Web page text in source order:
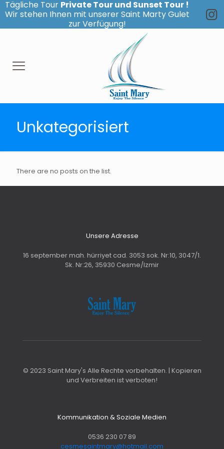
Tägliche Tour Private Tour und Sunset Tour !
Wir stehen Ihnen mit unserer Saint Marty Gulet
zur Verfügung!
Unkategorisiert
There are no posts on the list.
Unsere Adresse
16 september mah. hürriyet cad. 3053 sok. Nr:10, 3047/1.
Sk. Nr:26, 35930 Cesme/Izmir
© 2023 Saint Mary's Alle Rechte vorbehalten. | Kopieren
und Verbreiten ist verboten!
Kommunikation & Soziale Medien
0536 230 07 89
cesmesaintmary@hotmail.com